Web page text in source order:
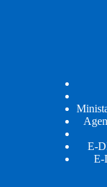
E-
E-